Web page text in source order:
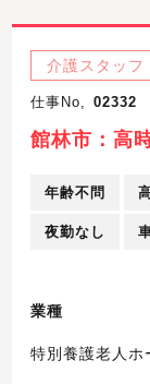
介護スタッフ
仕事No, 02332
館林市：高
年齢不問
夜勤なし
業種
特別養護老人ホ